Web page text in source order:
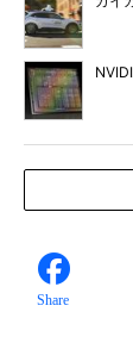
Share